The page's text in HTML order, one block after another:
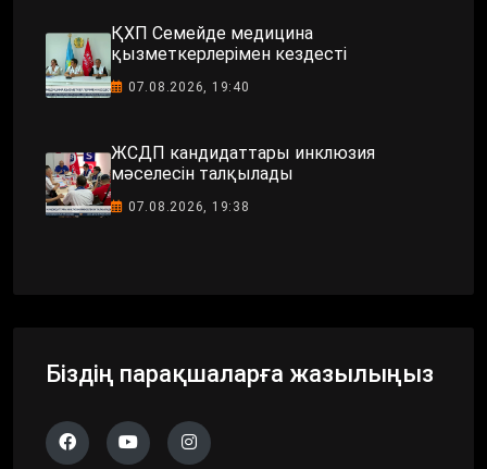
ҚХП Семейде медицина
қызметкерлерімен кездесті
07.08.2026, 19:40
ЖСДП кандидаттары инклюзия
мәселесін талқылады
07.08.2026, 19:38
Біздің парақшаларға жазылыңыз